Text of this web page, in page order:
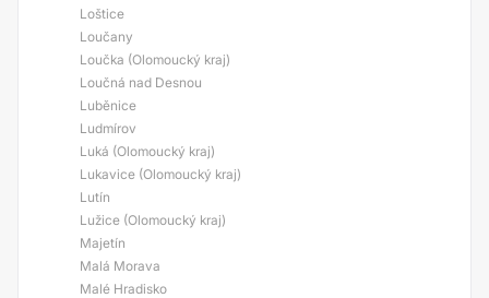
Loštice
Loučany
Loučka (Olomoucký kraj)
Loučná nad Desnou
Luběnice
Ludmírov
Luká (Olomoucký kraj)
Lukavice (Olomoucký kraj)
Lutín
Lužice (Olomoucký kraj)
Majetín
Malá Morava
Malé Hradisko